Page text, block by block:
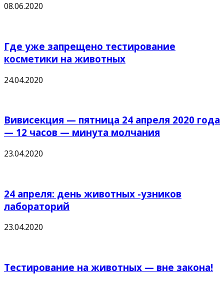
08.06.2020
Где уже запрещено тестирование
косметики на животных
24.04.2020
Вивисекция — пятница 24 апреля 2020 года
— 12 часов — минута молчания
23.04.2020
24 апреля: день животных -узников
лабораторий
23.04.2020
Тестирование на животных — вне закона!